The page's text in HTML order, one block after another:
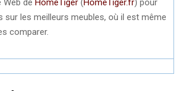
de HomeTiger (HomeTiger.fr) pour
sur les meilleurs meubles, où il est même
comparer.